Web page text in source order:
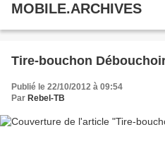
MOBILE.ARCHIVES
Tire-bouchon
Publié le 22/10/2012 à 09:54
Par Rebel-TB